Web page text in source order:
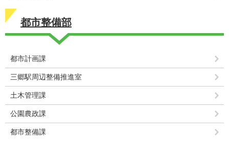
都市整備部
都市計画課
三郷駅周辺整備推進室
土木管理課
公園農政課
都市整備課